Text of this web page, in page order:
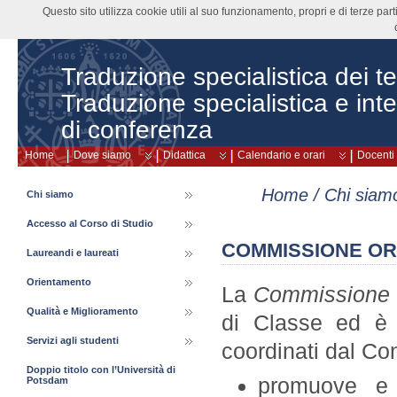
Traduzione specialistica dei
Traduzione specialistica e
di conferenza
Home Dove siamo Didattica Calendario e orari Docenti
Home / Chi
COMMISSIONE
La
di Classe ed
coordinati dal
promuove
Chi siamo
Accesso al Corso di Studio
Laureandi e laureati
Orientamento
Qualità e Miglioramento
Servizi agli studenti
Doppio titolo con l’Università di
Potsdam
Questo sito utilizza cookie utili al suo funzionamento, propri e di terze